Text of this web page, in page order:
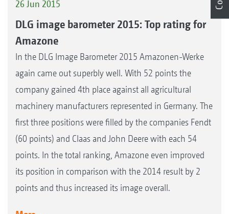
26 Jun 2015
DLG image barometer 2015: Top rating for
Amazone
In the DLG Image Barometer 2015 Amazonen-Werke
again came out superbly well. With 52 points the
company gained 4th place against all agricultural
machinery manufacturers represented in Germany. The
first three positions were filled by the companies Fendt
(60 points) and Claas and John Deere with each 54
points. In the total ranking, Amazone even improved
its position in comparison with the 2014 result by 2
points and thus increased its image overall.